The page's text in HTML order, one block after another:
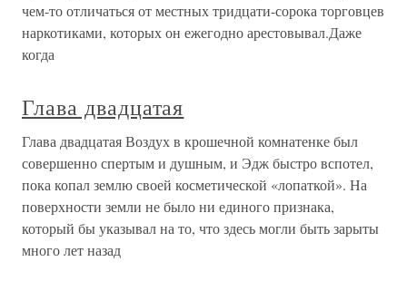
чем-то отличаться от местных тридцати-сорока торговцев
наркотиками, которых он ежегодно арестовывал.Даже
когда
Глава двадцатая
Глава двадцатая Воздух в крошечной комнатенке был
совершенно спертым и душным, и Эдж быстро вспотел,
пока копал землю своей косметической «лопаткой». На
поверхности земли не было ни единого признака,
который бы указывал на то, что здесь могли быть зарыты
много лет назад